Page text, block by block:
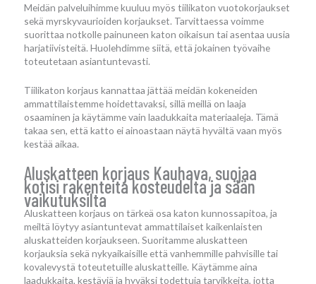
Meidän palveluihimme kuuluu myös tiilikaton vuotokorjaukset
sekä myrskyvaurioiden korjaukset. Tarvittaessa voimme
suorittaa notkolle painuneen katon oikaisun tai asentaa uusia
harjatiivisteitä. Huolehdimme siitä, että jokainen työvaihe
toteutetaan asiantuntevasti.
Tiilikaton korjaus kannattaa jättää meidän kokeneiden
ammattilaistemme hoidettavaksi, sillä meillä on laaja
osaaminen ja käytämme vain laadukkaita materiaaleja. Tämä
takaa sen, että katto ei ainoastaan näytä hyvältä vaan myös
kestää aikaa.
Aluskatteen korjaus Kauhava, suojaa
kotisi rakenteita kosteudelta ja sään
vaikutuksilta
Aluskatteen korjaus on tärkeä osa katon kunnossapitoa, ja
meiltä löytyy asiantuntevat ammattilaiset kaikenlaisten
aluskatteiden korjaukseen. Suoritamme aluskatteen
korjauksia sekä nykyaikaisille että vanhemmille pahvisille tai
kovalevystä toteutetuille aluskatteille. Käytämme aina
laadukkaita, kestäviä ja hyväksi todettuja tarvikkeita, jotta